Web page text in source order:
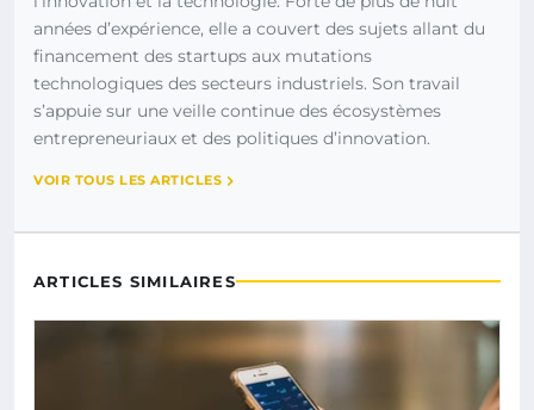
années d’expérience, elle a couvert des sujets allant du
financement des startups aux mutations
technologiques des secteurs industriels. Son travail
s’appuie sur une veille continue des écosystèmes
entrepreneuriaux et des politiques d’innovation.
VOIR TOUS LES ARTICLES
ARTICLES SIMILAIRES